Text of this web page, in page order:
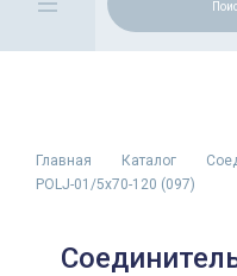
Главная Каталог
POLJ-01/5x70-120 (097)